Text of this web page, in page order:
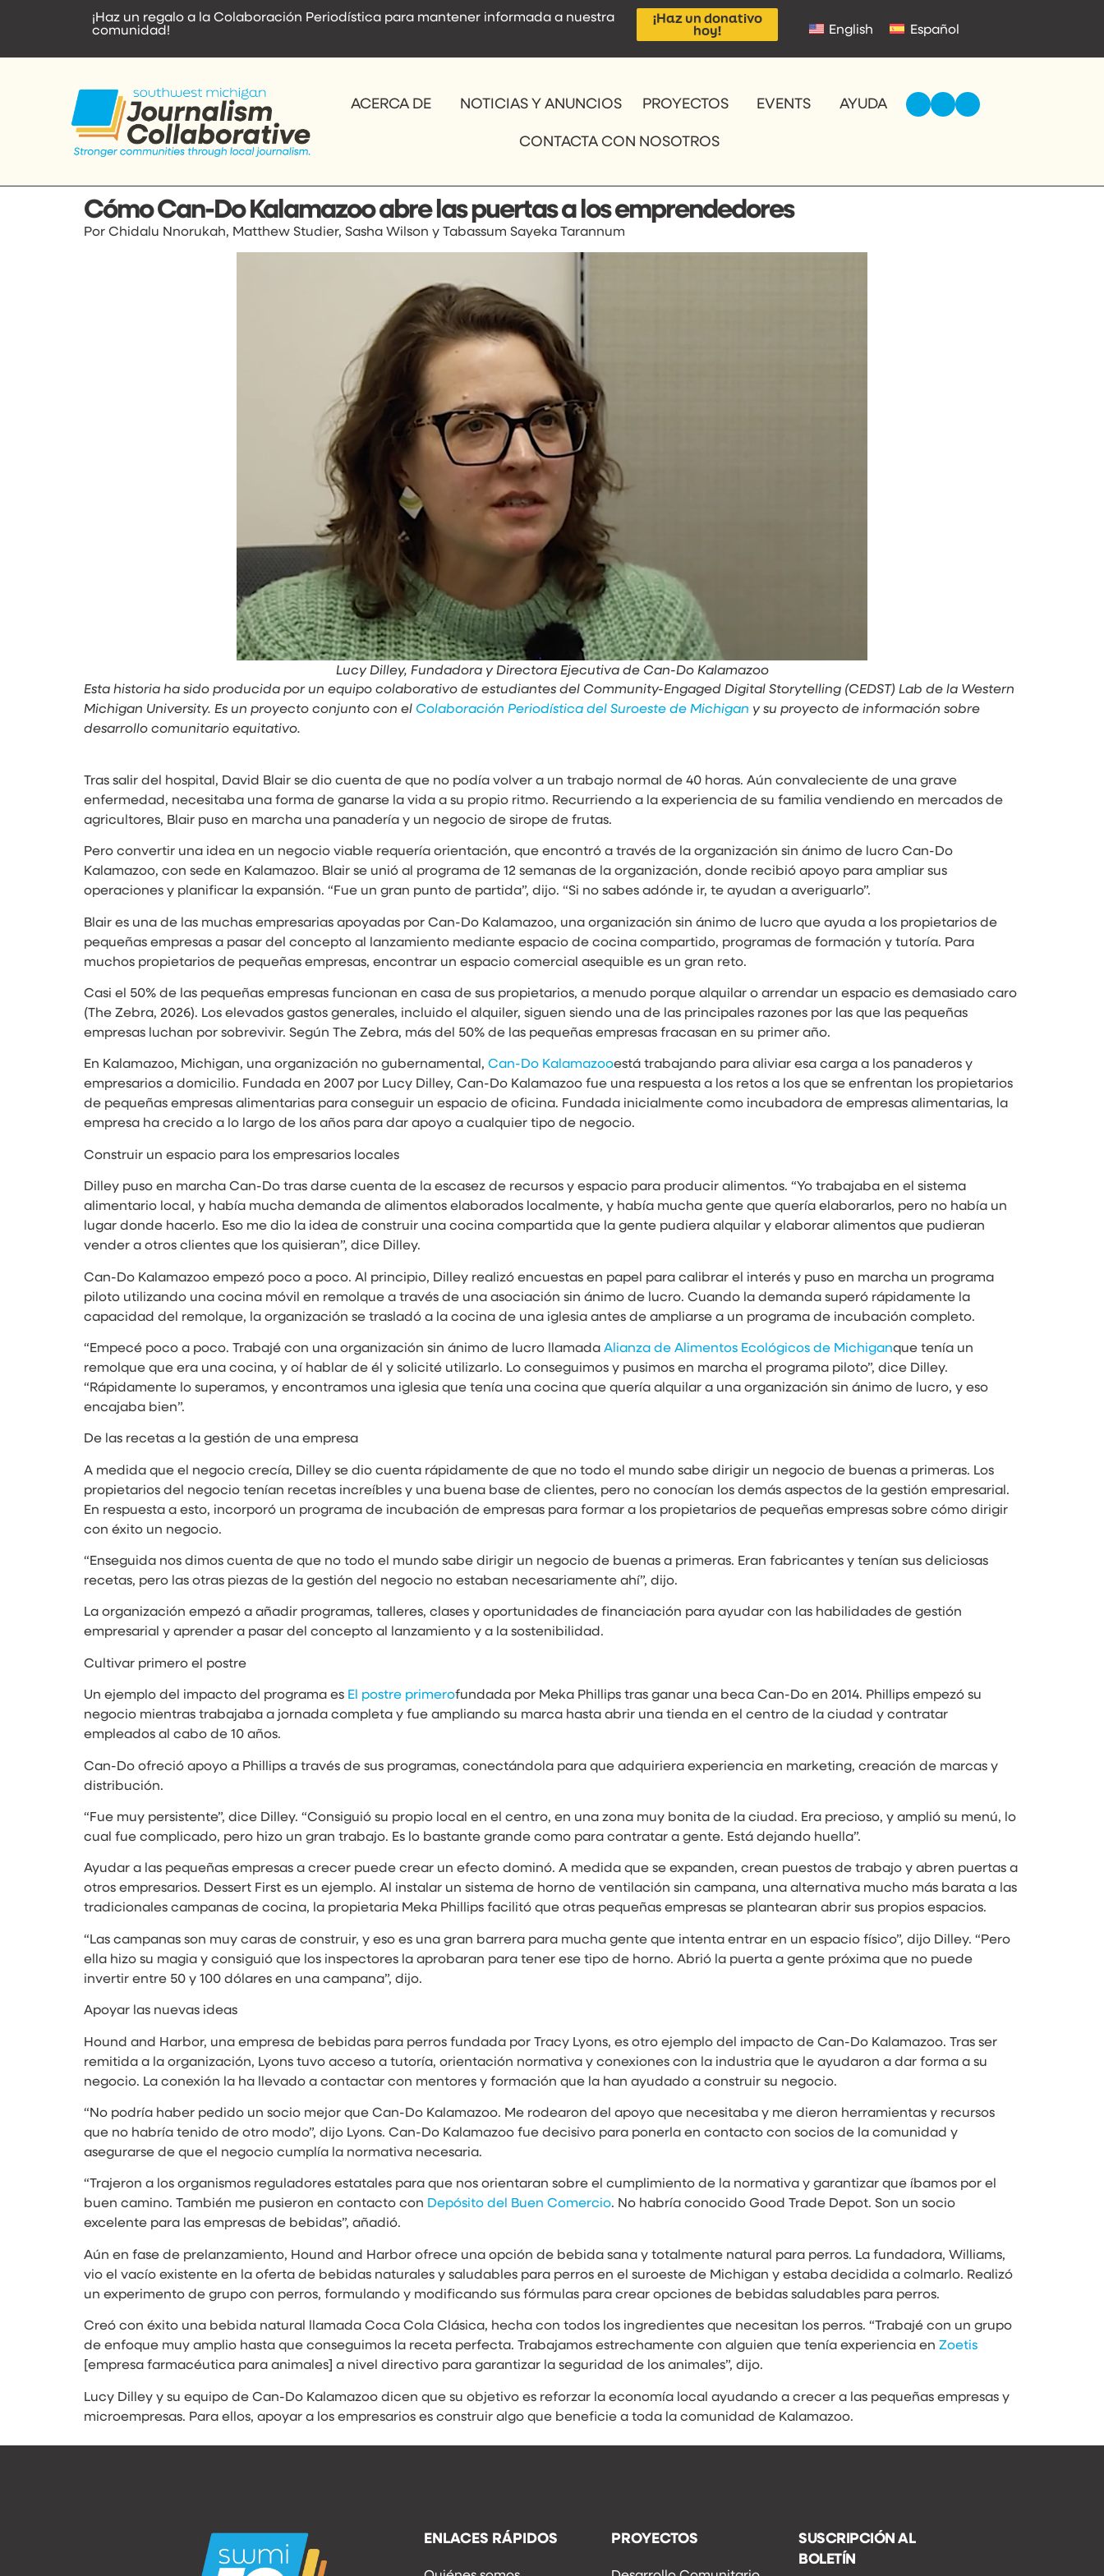
¡Haz un regalo a la Colaboración Periodística para mantener informada a nuestra
comunidad!
¡Haz un donativo
hoy! English Español
ACERCA DE NOTICIAS Y ANUNCIOS PROYECTOS EVENTS
AYUDA
CONTACTA CON NOSOTROS
Cómo Can-Do Kalamazoo abre las puertas a los emprendedores
Por Chidalu Nnorukah, Matthew Studier, Sasha Wilson y Tabassum Sayeka Tarannum
Lucy Dilley, Fundadora y Directora Ejecutiva de Can-Do Kalamazoo
Esta historia ha sido producida por un equipo colaborativo de estudiantes del Community-Engaged Digital Storytelling (CEDST) Lab de la Western
Michigan University. Es un proyecto conjunto con elColaboración Periodística del Suroeste de Michigan y su proyecto de información sobre
desarrollo comunitario equitativo.
Tras salir del hospital, David Blair se dio cuenta de que no podía volver a un trabajo normal de 40 horas. Aún convaleciente de una grave
enfermedad, necesitaba una forma de ganarse la vida a su propio ritmo. Recurriendo a la experiencia de su familia vendiendo en mercados de
agricultores, Blair puso en marcha una panadería y un negocio de sirope de frutas.
Pero convertir una idea en un negocio viable requería orientación, que encontró a través de la organización sin ánimo de lucro Can-Do
Kalamazoo, con sede en Kalamazoo. Blair se unió al programa de 12 semanas de la organización, donde recibió apoyo para ampliar sus
operaciones y planificar la expansión. “Fue un gran punto de partida”, dijo. “Si no sabes adónde ir, te ayudan a averiguarlo”.
Blair es una de las muchas empresarias apoyadas por Can-Do Kalamazoo, una organización sin ánimo de lucro que ayuda a los propietarios de
pequeñas empresas a pasar del concepto al lanzamiento mediante espacio de cocina compartido, programas de formación y tutoría. Para
muchos propietarios de pequeñas empresas, encontrar un espacio comercial asequible es un gran reto.
Casi el 50% de las pequeñas empresas funcionan en casa de sus propietarios, a menudo porque alquilar o arrendar un espacio es demasiado caro
(The Zebra, 2026). Los elevados gastos generales, incluido el alquiler, siguen siendo una de las principales razones por las que las pequeñas
empresas luchan por sobrevivir. Según The Zebra, más del 50% de las pequeñas empresas fracasan en su primer año.
En Kalamazoo, Michigan, una organización no gubernamental, Can-Do Kalamazooestá trabajando para aliviar esa carga a los panaderos y
empresarios a domicilio. Fundada en 2007 por Lucy Dilley, Can-Do Kalamazoo fue una respuesta a los retos a los que se enfrentan los propietarios
de pequeñas empresas alimentarias para conseguir un espacio de oficina. Fundada inicialmente como incubadora de empresas alimentarias, la
empresa ha crecido a lo largo de los años para dar apoyo a cualquier tipo de negocio.
Construir un espacio para los empresarios locales
Dilley puso en marcha Can-Do tras darse cuenta de la escasez de recursos y espacio para producir alimentos. “Yo trabajaba en el sistema
alimentario local, y había mucha demanda de alimentos elaborados localmente, y había mucha gente que quería elaborarlos, pero no había un
lugar donde hacerlo. Eso me dio la idea de construir una cocina compartida que la gente pudiera alquilar y elaborar alimentos que pudieran
vender a otros clientes que los quisieran”, dice Dilley.
Can-Do Kalamazoo empezó poco a poco. Al principio, Dilley realizó encuestas en papel para calibrar el interés y puso en marcha un programa
piloto utilizando una cocina móvil en remolque a través de una asociación sin ánimo de lucro. Cuando la demanda superó rápidamente la
capacidad del remolque, la organización se trasladó a la cocina de una iglesia antes de ampliarse a un programa de incubación completo.
“Empecé poco a poco. Trabajé con una organización sin ánimo de lucro llamadaAlianza de Alimentos Ecológicos de Michiganque tenía un
remolque que era una cocina, y oí hablar de él y solicité utilizarlo. Lo conseguimos y pusimos en marcha el programa piloto”, dice Dilley.
“Rápidamente lo superamos, y encontramos una iglesia que tenía una cocina que quería alquilar a una organización sin ánimo de lucro, y eso
encajaba bien”.
De las recetas a la gestión de una empresa
A medida que el negocio crecía, Dilley se dio cuenta rápidamente de que no todo el mundo sabe dirigir un negocio de buenas a primeras. Los
propietarios del negocio tenían recetas increíbles y una buena base de clientes, pero no conocían los demás aspectos de la gestión empresarial.
En respuesta a esto, incorporó un programa de incubación de empresas para formar a los propietarios de pequeñas empresas sobre cómo dirigir
con éxito un negocio.
“Enseguida nos dimos cuenta de que no todo el mundo sabe dirigir un negocio de buenas a primeras. Eran fabricantes y tenían sus deliciosas
recetas, pero las otras piezas de la gestión del negocio no estaban necesariamente ahí”, dijo.
La organización empezó a añadir programas, talleres, clases y oportunidades de financiación para ayudar con las habilidades de gestión
empresarial y aprender a pasar del concepto al lanzamiento y a la sostenibilidad.
Cultivar primero el postre
Un ejemplo del impacto del programa es El postre primerofundada por Meka Phillips tras ganar una beca Can-Do en 2014. Phillips empezó su
negocio mientras trabajaba a jornada completa y fue ampliando su marca hasta abrir una tienda en el centro de la ciudad y contratar
empleados al cabo de 10 años.
Can-Do ofreció apoyo a Phillips a través de sus programas, conectándola para que adquiriera experiencia en marketing, creación de marcas y
distribución.
“Fue muy persistente”, dice Dilley. “Consiguió su propio local en el centro, en una zona muy bonita de la ciudad. Era precioso, y amplió su menú, lo
cual fue complicado, pero hizo un gran trabajo. Es lo bastante grande como para contratar a gente. Está dejando huella”.
Ayudar a las pequeñas empresas a crecer puede crear un efecto dominó. A medida que se expanden, crean puestos de trabajo y abren puertas a
otros empresarios. Dessert First es un ejemplo. Al instalar un sistema de horno de ventilación sin campana, una alternativa mucho más barata a las
tradicionales campanas de cocina, la propietaria Meka Phillips facilitó que otras pequeñas empresas se plantearan abrir sus propios espacios.
“Las campanas son muy caras de construir, y eso es una gran barrera para mucha gente que intenta entrar en un espacio físico”, dijo Dilley. “Pero
ella hizo su magia y consiguió que los inspectores la aprobaran para tener ese tipo de horno. Abrió la puerta a gente próxima que no puede
invertir entre 50 y 100 dólares en una campana”, dijo.
Apoyar las nuevas ideas
Hound and Harbor, una empresa de bebidas para perros fundada por Tracy Lyons, es otro ejemplo del impacto de Can-Do Kalamazoo. Tras ser
remitida a la organización, Lyons tuvo acceso a tutoría, orientación normativa y conexiones con la industria que le ayudaron a dar forma a su
negocio. La conexión la ha llevado a contactar con mentores y formación que la han ayudado a construir su negocio.
“No podría haber pedido un socio mejor que Can-Do Kalamazoo. Me rodearon del apoyo que necesitaba y me dieron herramientas y recursos
que no habría tenido de otro modo”, dijo Lyons. Can-Do Kalamazoo fue decisivo para ponerla en contacto con socios de la comunidad y
asegurarse de que el negocio cumplía la normativa necesaria.
“Trajeron a los organismos reguladores estatales para que nos orientaran sobre el cumplimiento de la normativa y garantizar que íbamos por el
buen camino. También me pusieron en contacto con Depósito del Buen Comercio. No habría conocido Good Trade Depot. Son un socio
excelente para las empresas de bebidas”, añadió.
Aún en fase de prelanzamiento, Hound and Harbor ofrece una opción de bebida sana y totalmente natural para perros. La fundadora, Williams,
vio el vacío existente en la oferta de bebidas naturales y saludables para perros en el suroeste de Michigan y estaba decidida a colmarlo. Realizó
un experimento de grupo con perros, formulando y modificando sus fórmulas para crear opciones de bebidas saludables para perros.
Creó con éxito una bebida natural llamada Coca Cola Clásica, hecha con todos los ingredientes que necesitan los perros. “Trabajé con un grupo
de enfoque muy amplio hasta que conseguimos la receta perfecta. Trabajamos estrechamente con alguien que tenía experiencia en Zoetis
[empresa farmacéutica para animales] a nivel directivo para garantizar la seguridad de los animales”, dijo.
Lucy Dilley y su equipo de Can-Do Kalamazoo dicen que su objetivo es reforzar la economía local ayudando a crecer a las pequeñas empresas y
microempresas. Para ellos, apoyar a los empresarios es construir algo que beneficie a toda la comunidad de Kalamazoo.
ENLACES RÁPIDOS PROYECTOS
SUSCRIPCIÓN AL
BOLETÍN